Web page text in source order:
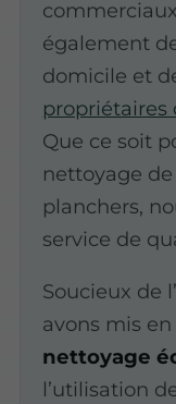
également
domicile et
propriétaires
Que ce soit
nettoyage
planchers,
service de
Soucieux de
avons mis
nettoyage
l’utilisation